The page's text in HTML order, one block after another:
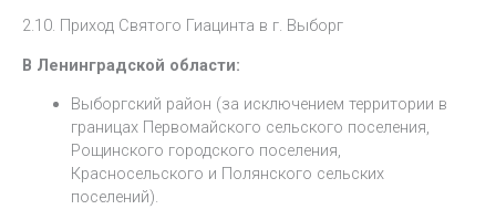
2.10. Приход Святого Гиацинта в г. Выборг
В Ленинградской области:
Выборгский район (за исключением территории в
границах Первомайского сельского поселения,
Рощинского городского поселения,
Красносельского и Полянского сельских
поселений).